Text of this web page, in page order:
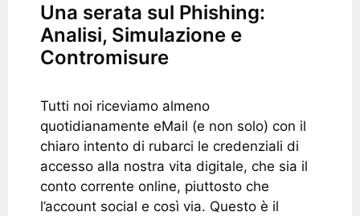
Una serata sul Phishing:
Analisi, Simulazione e
Contromisure
Tutti noi riceviamo almeno
quotidianamente eMail (e non solo) con il
chiaro intento di rubarci le credenziali di
accesso alla nostra vita digitale, che sia il
conto corrente online, piuttosto che
l’account social e così via. Questo è il